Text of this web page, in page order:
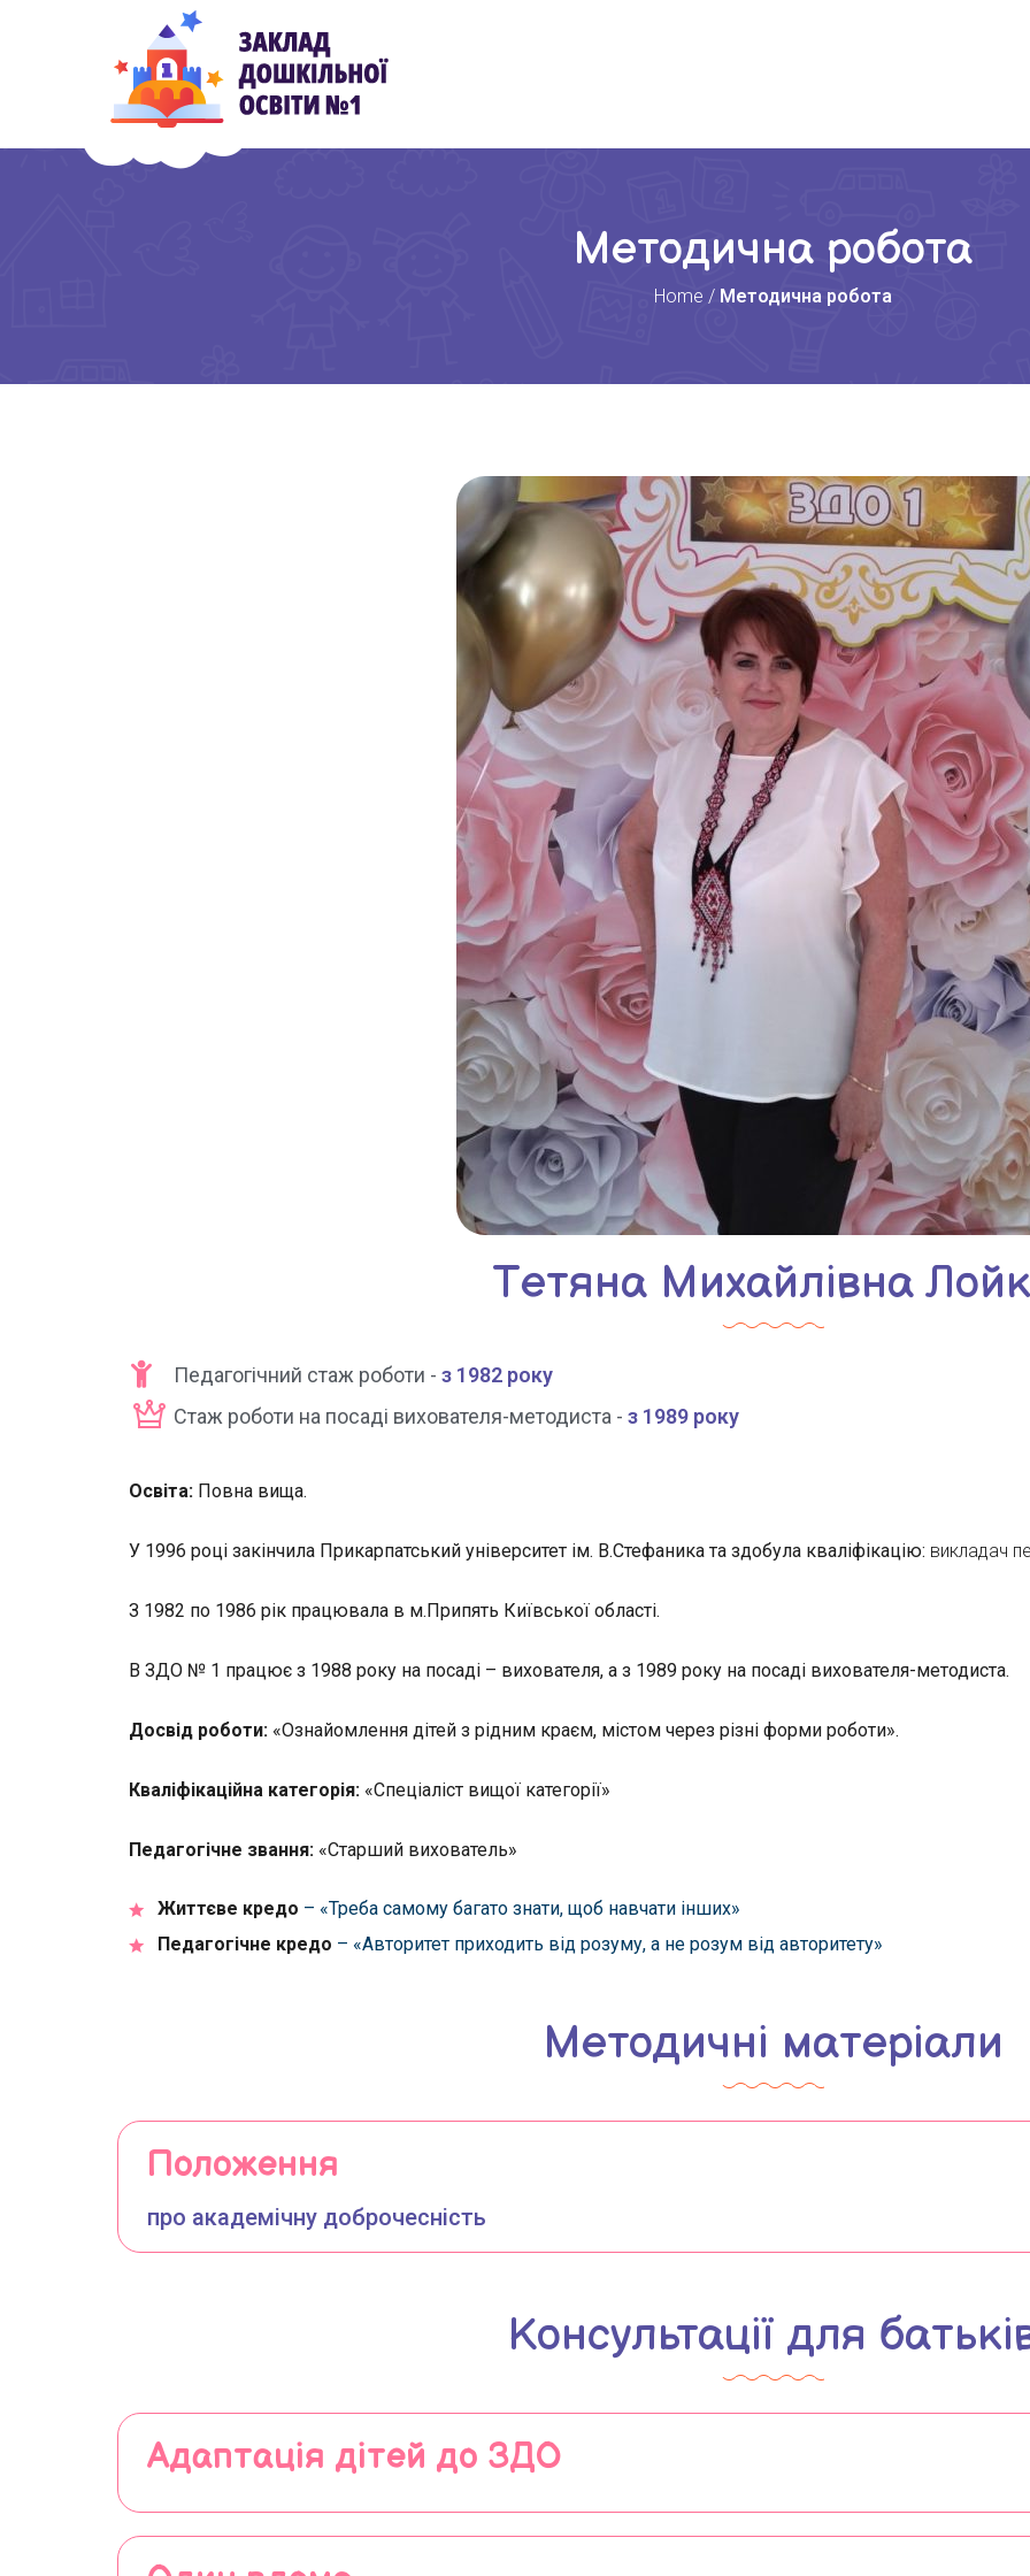
Методична робота
Home / Методична робота
Тетяна Михайлівна
Педагогічний стаж роботи - з 1982 року
Стаж роботи на посаді вихователя-методиста - з 1989 року
Освіта: Повна вища.
У 1996 році закінчила Прикарпатський університет ім. В.Стефаника та здобула кваліфікацію: викладач
З 1982 по 1986 рік працювала в м.Припять Київської області.
В ЗДО № 1 працює з 1988 року на посаді – вихователя, а з 1989 року на посаді вихователя-методиста.
Досвід роботи: «Ознайомлення дітей з рідним краєм, містом через різні форми роботи».
Кваліфікаційна категорія: «Спеціаліст вищої категорії»
Педагогічне звання: «Старший вихователь»
Життєве кредо – «Треба самому багато знати, щоб навчати інших»
Педагогічне кредо – «Авторитет приходить від розуму, а не розум від авторитету»
Методичні матеріали
Положення
про академічну доброчесність
Консультації для
Адаптація дітей до ЗДО